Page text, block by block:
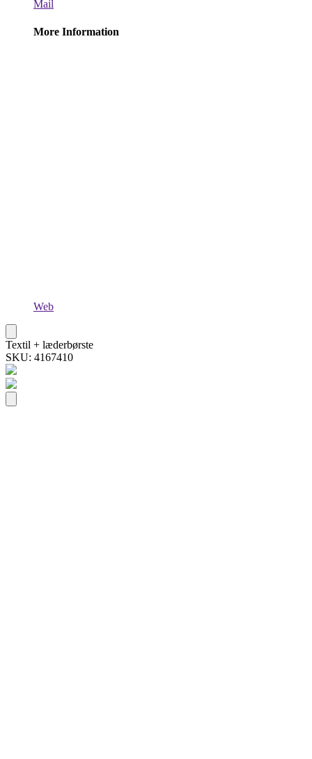
Mail
More Information
Web
Textil + læderbørste
SKU: 4167410